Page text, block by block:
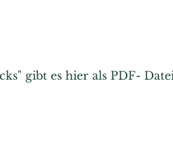
gibt es hier als PDF-